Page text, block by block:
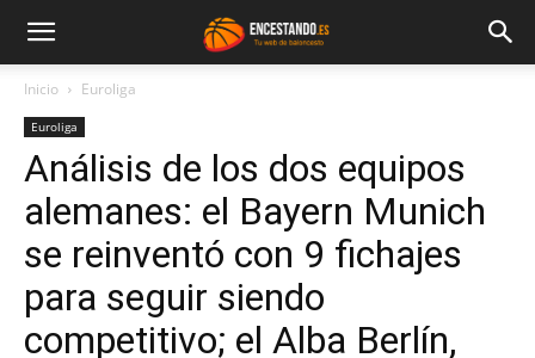
Inicio Euroliga
Euroliga
Análisis de los dos equipos
alemanes: el Bayern Munich
se reinventó con 9 fichajes
para seguir siendo
competitivo; el Alba Berlín,